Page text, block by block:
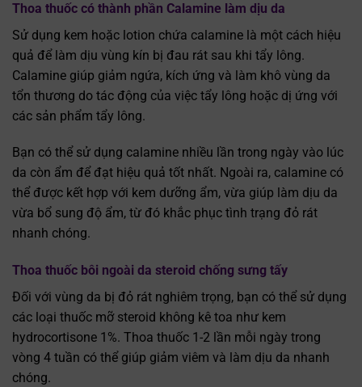
Thoa thuốc có thành phần Calamine làm dịu da
Sử dụng kem hoặc lotion chứa calamine là một cách hiệu
quả để làm dịu vùng kín bị đau rát sau khi tẩy lông.
Calamine giúp giảm ngứa, kích ứng và làm khô vùng da
tổn thương do tác động của việc tẩy lông hoặc dị ứng với
các sản phẩm tẩy lông.
Bạn có thể sử dụng calamine nhiều lần trong ngày vào lúc
da còn ẩm để đạt hiệu quả tốt nhất. Ngoài ra, calamine có
thể được kết hợp với kem dưỡng ẩm, vừa giúp làm dịu da
vừa bổ sung độ ẩm, từ đó khắc phục tình trạng đỏ rát
nhanh chóng.
Thoa thuốc bôi ngoài da steroid chống sưng tấy
Đối với vùng da bị đỏ rát nghiêm trọng, bạn có thể sử dụng
các loại thuốc mỡ steroid không kê toa như kem
hydrocortisone 1%. Thoa thuốc 1-2 lần mỗi ngày trong
vòng 4 tuần có thể giúp giảm viêm và làm dịu da nhanh
chóng.